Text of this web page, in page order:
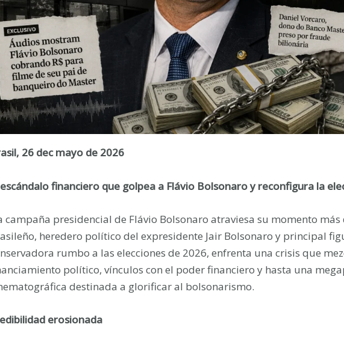
26 dec mayo de 2026
escándalo financiero que golpea a Flávio Bolsonaro y reconfigura la
campaña presidencial de Flávio Bolsonaro atraviesa su momento
heredero político del expresidente Jair Bolsonaro y principal
rumbo a las elecciones de 2026, enfrenta una crisis que
político, vínculos con el poder financiero y hasta una
destinada a glorificar al bolsonarismo.
erosionada